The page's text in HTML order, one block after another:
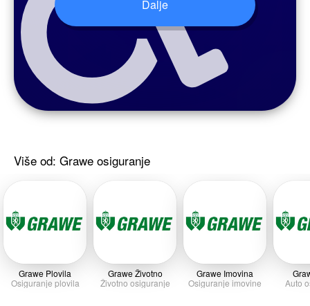
Više od: Grawe osiguranje
Grawe Plovila
Osiguranje plovila
Grawe Životno
Životno osiguranje
Grawe Imovina
Osiguranje imovine
Auto